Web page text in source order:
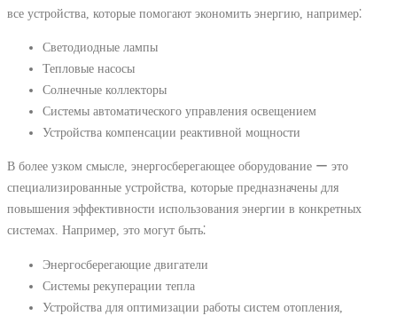
все устройства, которые помогают экономить энергию, например⁚
Светодиодные лампы
Тепловые насосы
Солнечные коллекторы
Системы автоматического управления освещением
Устройства компенсации реактивной мощности
В более узком смысле, энергосберегающее оборудование ー это
специализированные устройства, которые предназначены для
повышения эффективности использования энергии в конкретных
системах. Например, это могут быть⁚
Энергосберегающие двигатели
Системы рекуперации тепла
Устройства для оптимизации работы систем отопления,